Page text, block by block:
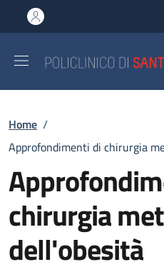
al contenuto principale
to footer content
Briciole di pane
Home /
Approfondimenti di chirurgia
chirurgia
dell'obesità